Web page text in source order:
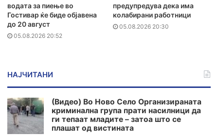
водата за пиење во
Гостивар ќе биде објавена
до 20 август
05.08.2026 20:52
предупредува дека има
колабирани работници
05.08.2026 20:30
НАЈЧИТАНИ
(Видео) Во Ново Село Организираната
криминална група прати насилници да
ги тепаат младите – затоа што се
плашат од вистината